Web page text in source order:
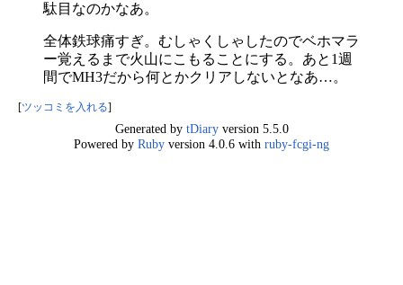
駄目なのかなあ。
全体鉄球痛すぎ。むしゃくしゃしたのでベホマラ
ー覚えるまで火山にこもることにする。あと1週
間でMH3だから何とかクリアしないとなあ…。
ツッコミを入れる
Generated by tDiaryversion 5.5.0
Powered by Ruby version 4.0.6 with ruby-fcgi-ng